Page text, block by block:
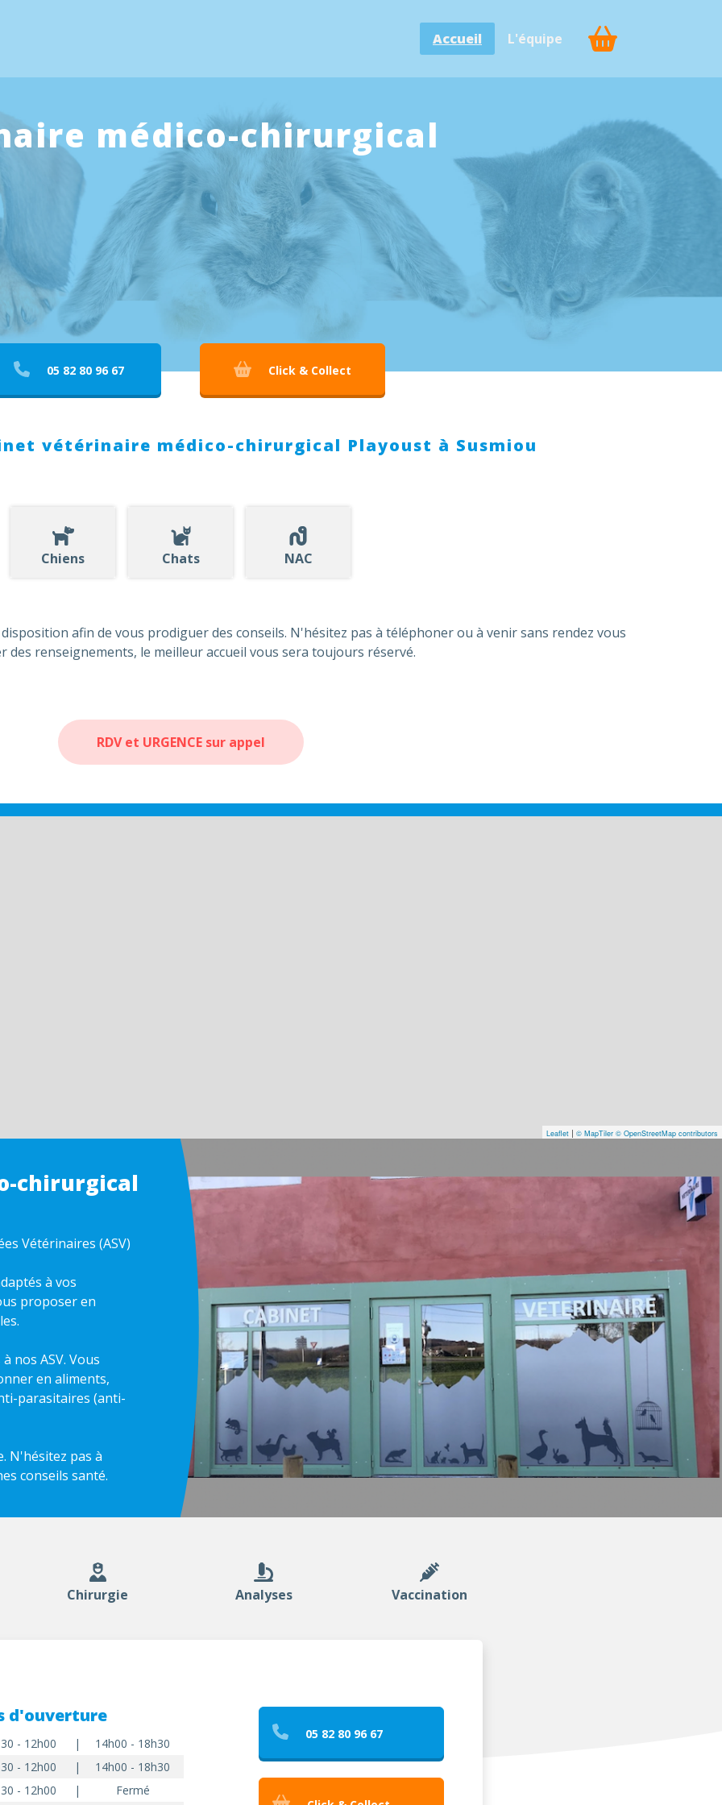
Accueil L'équipe
médico-chirurgical
05 82 80 96 67 Click & Collect
vétérinaire médico-chirurgical Playoust à Susmiou
Chiens Chats NAC
afin de vous prodiguer des conseils. N'hésitez pas à téléphoner ou à venir sans rendez vous
des renseignements, le meilleur accueil vous sera toujours réservé.
RDV et URGENCE sur appel
Leaflet | © MapTiler © OpenStreetMap contributors
chirurgical
Vétérinaires (ASV)
à vos
proposer en
nos ASV. Vous
en aliments,
parasitaires (anti-
N'hésitez pas à
conseils santé.
Chirurgie Analyses Vaccination
d'ouverture
- 12h00 |
14h00 - 18h30
- 12h00
|
14h00 - 18h30
- 12h00
|
Fermé
05 82 80 96 67